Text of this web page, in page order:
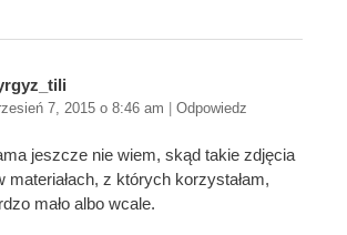
7, 2015 o 8:46 am | Odpowiedz
jeszcze nie wiem, skąd takie zdjęcia
materiałach, z których korzystałam,
mało albo wcale.